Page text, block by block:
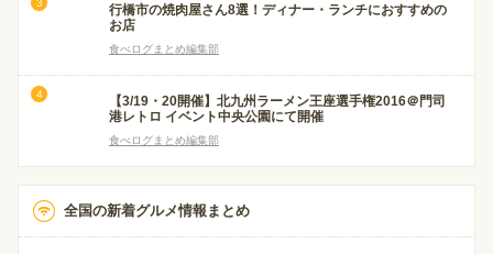
行橋市の焼肉屋さん8選！ディナー・ランチにおすすめの
お店
食べログまとめ編集部
【3/19・20開催】北九州ラーメン王座選手権2016＠門司
港レトロ イベント中央公園にて開催
食べログまとめ編集部
全国の新着グルメ情報まとめ